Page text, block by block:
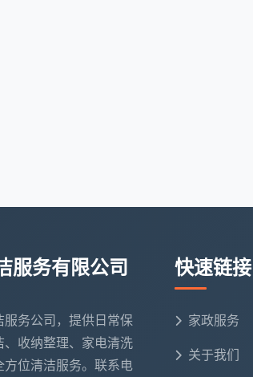
微波炉、电饭煲等外壳除尘
表面和轻度油污，油烟机的全拆清洗、橱
垢与镜面去渍
滋生的区域，定期保洁的重点在于洁具表
服务有限公司
务公司，提供日常保
收纳整理、家电清洗
位清洁服务。联系电
快速链接
家政服务
关于我们